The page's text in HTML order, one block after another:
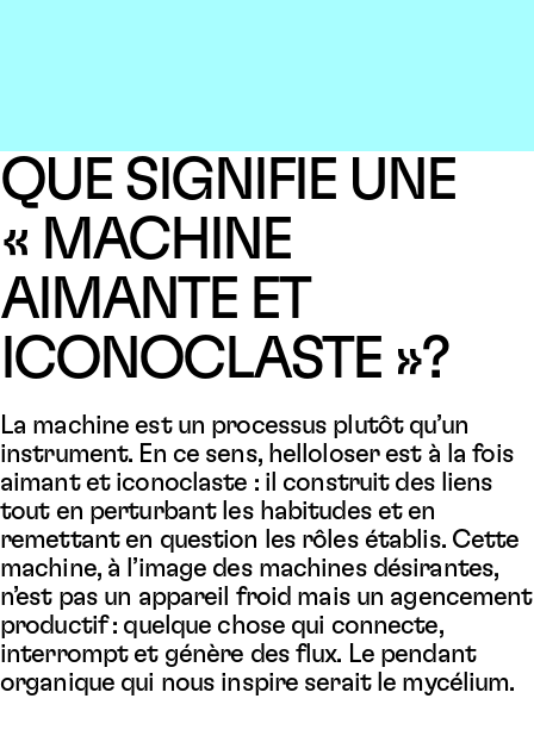
QUE SIGNIFIE UNE
« MACHINE
AIMANTE ET
ICONOCLASTE »?
La machine est un processus plutôt qu’un
instrument. En ce sens, helloloser est à la fois
aimant et iconoclaste : il construit des liens
tout en perturbant les habitudes et en
remettant en question les rôles établis. Cette
machine, à l’image des machines désirantes,
n’est pas un appareil froid mais un agencement
productif : quelque chose qui connecte,
interrompt et génère des flux. Le pendant
organique qui nous inspire serait le mycélium.